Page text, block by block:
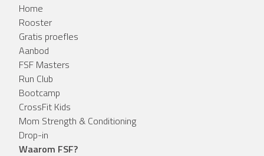
Home
Rooster
Gratis proefles
Aanbod
FSF Masters
Run Club
Bootcamp
CrossFit Kids
Mom Strength & Conditioning
Drop-in
Waarom FSF?